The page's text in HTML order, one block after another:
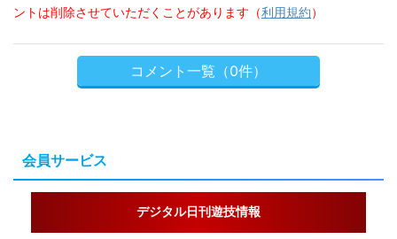
ントは削除させていただくことがあります（利用規約）
コメント一覧（0件）
会員サービス
デジタル日刊遊技情報